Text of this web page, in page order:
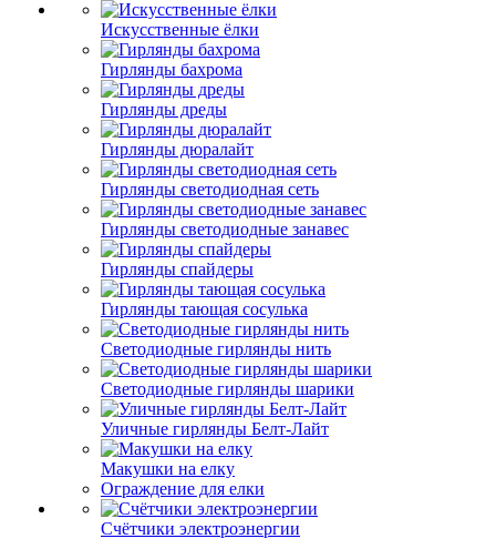
Искусственные ёлки
Гирлянды бахрома
Гирлянды дреды
Гирлянды дюралайт
Гирлянды светодиодная сеть
Гирлянды светодиодные занавес
Гирлянды спайдеры
Гирлянды тающая сосулька
Светодиодные гирлянды нить
Светодиодные гирлянды шарики
Уличные гирлянды Белт-Лайт
Макушки на елку
Ограждение для елки
Счётчики электроэнергии